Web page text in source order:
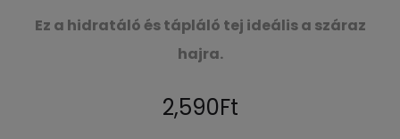
Ez a hidratáló és tápláló tej ideális a száraz
hajra.
2,590Ft